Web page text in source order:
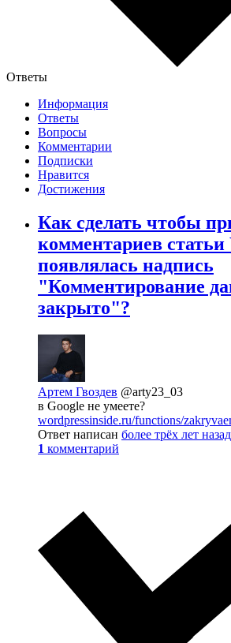
Ответы
Информация
Ответы
Вопросы
Комментарии
Подписки
Нравится
Достижения
Как сделать чтобы
комментариев статьи
появлялась надпись
"Комментирование
закрыто"?
Артем Гвоздев @arty23_03
в Google не умеете?
wordpressinside.ru/functions/
Ответ написан более трёх лет назад
1 комментарий